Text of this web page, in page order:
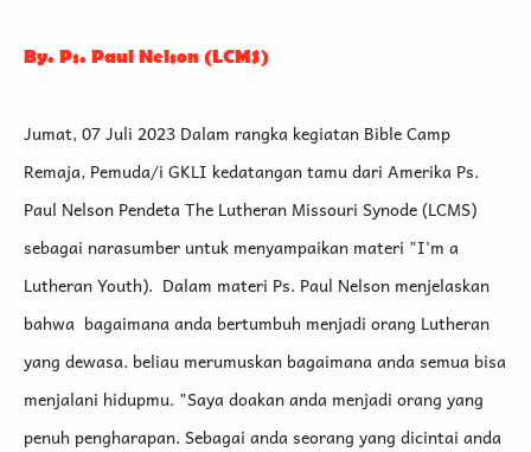
By. Ps. Paul Nelson (LCMS)
Jumat, 07 Juli 2023 Dalam rangka kegiatan Bible Camp
Remaja, Pemuda/i GKLI kedatangan tamu dari Amerika Ps.
Paul Nelson Pendeta The Lutheran Missouri Synode (LCMS)
sebagai narasumber untuk menyampaikan materi "I'm a
Lutheran Youth). Dalam materi Ps. Paul Nelson menjelaskan
bahwa bagaimana anda bertumbuh menjadi orang Lutheran
yang dewasa. beliau merumuskan bagaimana anda semua bisa
menjalani hidupmu. "Saya doakan anda menjadi orang yang
penuh pengharapan. Sebagai anda seorang yang dicintai anda